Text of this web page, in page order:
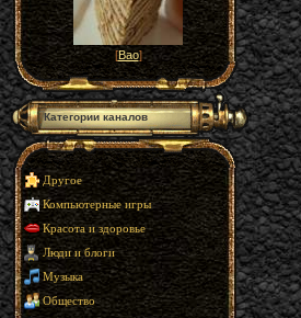
[Вао]
Категории каналов
Другое
Компьютерные игры
Красота и здоровье
Люди и блоги
Музыка
Общество